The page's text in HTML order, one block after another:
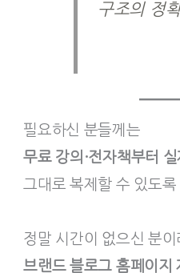
구조의 정
필요하신 분들께는
무료 강의·전자책부터
그대로 복제할 수 있도록
정말 시간이 없으신 분이
브랜드 블로그 홈페이지